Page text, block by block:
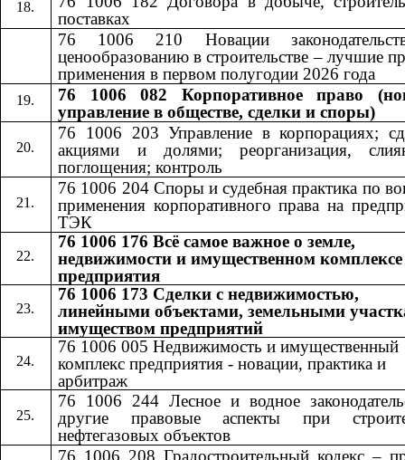
поставках
76 1006 210 Новации
ценообразованию в строительстве – лучшие
применения в первом полугодии 2026 года
76 1006 082 Корпоративное право
управление в обществе, сделки и споры)
76 1006 203 Управление в корпорациях;
акциями и долями; реорганизация,
поглощения; контроль
76 1006 204 Споры и судебная практика по
применения корпоративного права на
ТЭК
76 1006 176 Всё самое важное о земле,
недвижимости и имущественном комплексе
предприятия
76 1006 173 Сделки с недвижимостью,
линейными объектами, земельными
имуществом предприятий
76 1006 005 Недвижимость и имущественный
комплекс предприятия - новации, практика и
арбитраж
76 1006 244 Лесное и водное
другие правовые аспекты при
нефтегазовых объектов
76 1006 208 Градостроительный кодекс –